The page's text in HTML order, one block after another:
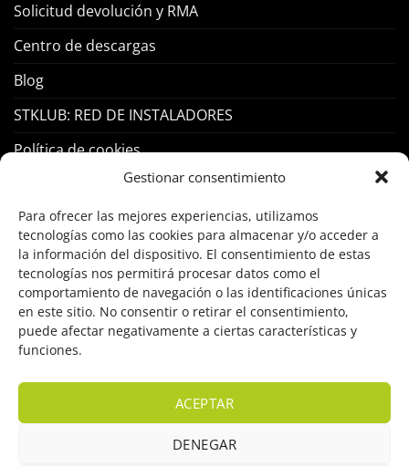
Gestionar consentimiento
Para ofrecer las mejores experiencias, utilizamos
tecnologías como las cookies para almacenar y/o acceder a
la información del dispositivo. El consentimiento de estas
tecnologías nos permitirá procesar datos como el
comportamiento de navegación o las identificaciones únicas
en este sitio. No consentir o retirar el consentimiento,
puede afectar negativamente a ciertas características y
funciones.
ACEPTAR
DENEGAR
Solicitud devolución y RMA
Centro de descargas
Blog
STKLUB: RED DE INSTALADORES
Política de cookies
Control Acceso
Hogar Inteligente
Incendio
Intrusión
Marcas
OFERTAS